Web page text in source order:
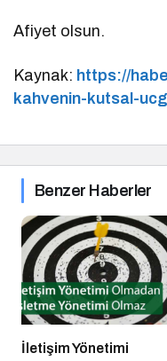
Afiyet olsun.
Kaynak: https://
kahvenin-kutsal-
Benzer Haberler
İletişim Yönetimi